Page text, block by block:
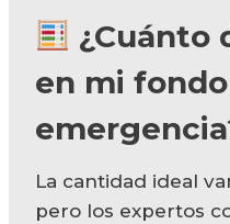
¿Cuánto
en mi
La cantidad ideal
pero los expertos